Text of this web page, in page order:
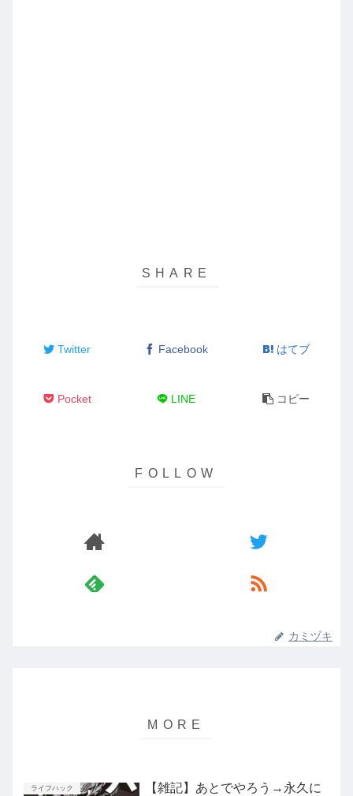
Twitter Facebook はてブ
Pocket LINE コピー
カミヅキ
ライフハック
【雑記】あとでやろう→永久に